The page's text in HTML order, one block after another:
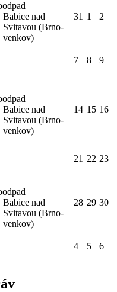
Babice nad
Svitavou (Brno-
venkov)
31 1 2
7 8 9
Babice nad
Svitavou (Brno-
venkov)
14 15 16
21 22 23
Babice nad
Svitavou (Brno-
venkov)
28 29 30
4 5
6